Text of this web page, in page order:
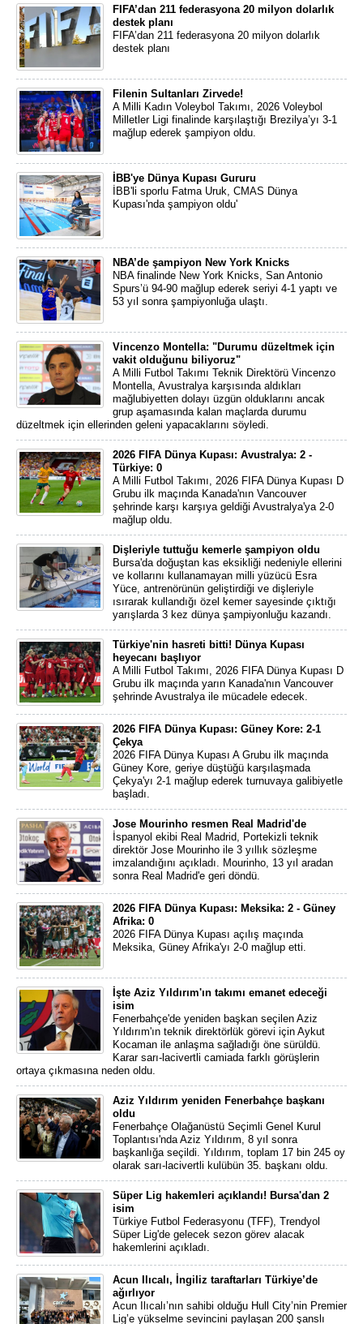
FIFA’dan 211 federasyona 20 milyon dolarlık
destek planı
FIFA’dan 211 federasyona 20 milyon dolarlık
destek planı
Filenin Sultanları Zirvede!
A Milli Kadın Voleybol Takımı, 2026 Voleybol
Milletler Ligi finalinde karşılaştığı Brezilya’yı 3-1
mağlup ederek şampiyon oldu.
İBB'ye Dünya Kupası Gururu
İBB'li sporlu Fatma Uruk, CMAS Dünya
Kupası'nda şampiyon oldu'
NBA’de şampiyon New York Knicks
NBA finalinde New York Knicks, San Antonio
Spurs’ü 94-90 mağlup ederek seriyi 4-1 yaptı ve
53 yıl sonra şampiyonluğa ulaştı.
Vincenzo Montella: "Durumu düzeltmek için
vakit olduğunu biliyoruz"
A Milli Futbol Takımı Teknik Direktörü Vincenzo
Montella, Avustralya karşısında aldıkları
mağlubiyetten dolayı üzgün olduklarını ancak
grup aşamasında kalan maçlarda durumu
düzeltmek için ellerinden geleni yapacaklarını söyledi.
2026 FIFA Dünya Kupası: Avustralya: 2 -
Türkiye: 0
A Milli Futbol Takımı, 2026 FIFA Dünya Kupası D
Grubu ilk maçında Kanada'nın Vancouver
şehrinde karşı karşıya geldiği Avustralya'ya 2-0
mağlup oldu.
Dişleriyle tuttuğu kemerle şampiyon oldu
Bursa'da doğuştan kas eksikliği nedeniyle ellerini
ve kollarını kullanamayan milli yüzücü Esra
Yüce, antrenörünün geliştirdiği ve dişleriyle
ısırarak kullandığı özel kemer sayesinde çıktığı
yarışlarda 3 kez dünya şampiyonluğu kazandı.
Türkiye'nin hasreti bitti! Dünya Kupası
heyecanı başlıyor
A Milli Futbol Takımı, 2026 FIFA Dünya Kupası D
Grubu ilk maçında yarın Kanada'nın Vancouver
şehrinde Avustralya ile mücadele edecek.
2026 FIFA Dünya Kupası: Güney Kore: 2-1
Çekya
2026 FIFA Dünya Kupası A Grubu ilk maçında
Güney Kore, geriye düştüğü karşılaşmada
Çekya'yı 2-1 mağlup ederek turnuvaya galibiyetle
başladı.
Jose Mourinho resmen Real Madrid'de
İspanyol ekibi Real Madrid, Portekizli teknik
direktör Jose Mourinho ile 3 yıllık sözleşme
imzalandığını açıkladı. Mourinho, 13 yıl aradan
sonra Real Madrid'e geri döndü.
2026 FIFA Dünya Kupası: Meksika: 2 - Güney
Afrika: 0
2026 FIFA Dünya Kupası açılış maçında
Meksika, Güney Afrika'yı 2-0 mağlup etti.
İşte Aziz Yıldırım'ın takımı emanet edeceği
isim
Fenerbahçe'de yeniden başkan seçilen Aziz
Yıldırım'ın teknik direktörlük görevi için Aykut
Kocaman ile anlaşma sağladığı öne sürüldü.
Karar sarı-lacivertli camiada farklı görüşlerin
ortaya çıkmasına neden oldu.
Aziz Yıldırım yeniden Fenerbahçe başkanı
oldu
Fenerbahçe Olağanüstü Seçimli Genel Kurul
Toplantısı'nda Aziz Yıldırım, 8 yıl sonra
başkanlığa seçildi. Yıldırım, toplam 17 bin 245 oy
olarak sarı-lacivertli kulübün 35. başkanı oldu.
Süper Lig hakemleri açıklandı! Bursa'dan 2
isim
Türkiye Futbol Federasyonu (TFF), Trendyol
Süper Lig'de gelecek sezon görev alacak
hakemlerini açıkladı.
Acun Ilıcalı, İngiliz taraftarları Türkiye’de
ağırlıyor
Acun Ilıcalı’nın sahibi olduğu Hull City’nin Premier
Lig’e yükselme sevincini paylaşan 200 şanslı